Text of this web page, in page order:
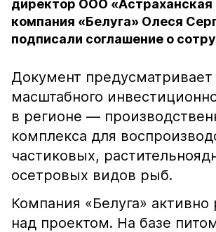
директор ООО
компания «Белуга» Олеся
подписали соглашение о
Документ предусматривает
масштабного
в регионе —
комплекса для
частиковых,
осетровых видов рыб.
Компания «Белуга» активно
над проектом. На базе